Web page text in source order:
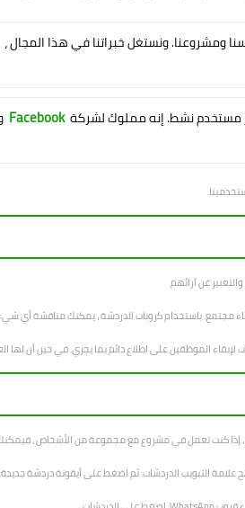
ومشروعنا. ونستغل خبراتنا في هذا
مستخدم نشط. إنه مملوك لشركة Facebook